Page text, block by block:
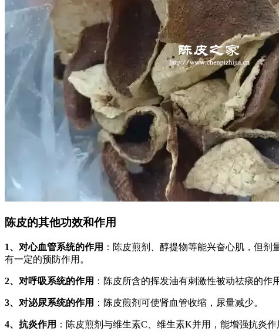
陈皮的其他功效和作用
1、对心血管系统的作用 ：陈皮煎剂、醇提物等能兴奋心肌，但
有一定的预防作用。
2、对呼吸系统的作用 ：陈皮所含的挥发油有刺激性被动祛痰的
3、对泌尿系统的作用 ：陈皮煎剂可使肾血管收缩，尿量减少。
4、抗炎作用 ：陈皮煎剂与维生素C、维生素K并用，能增强抗炎作